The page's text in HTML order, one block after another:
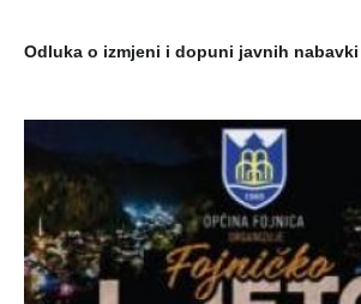
Odluka o izmjeni i dopuni javnih nabavki